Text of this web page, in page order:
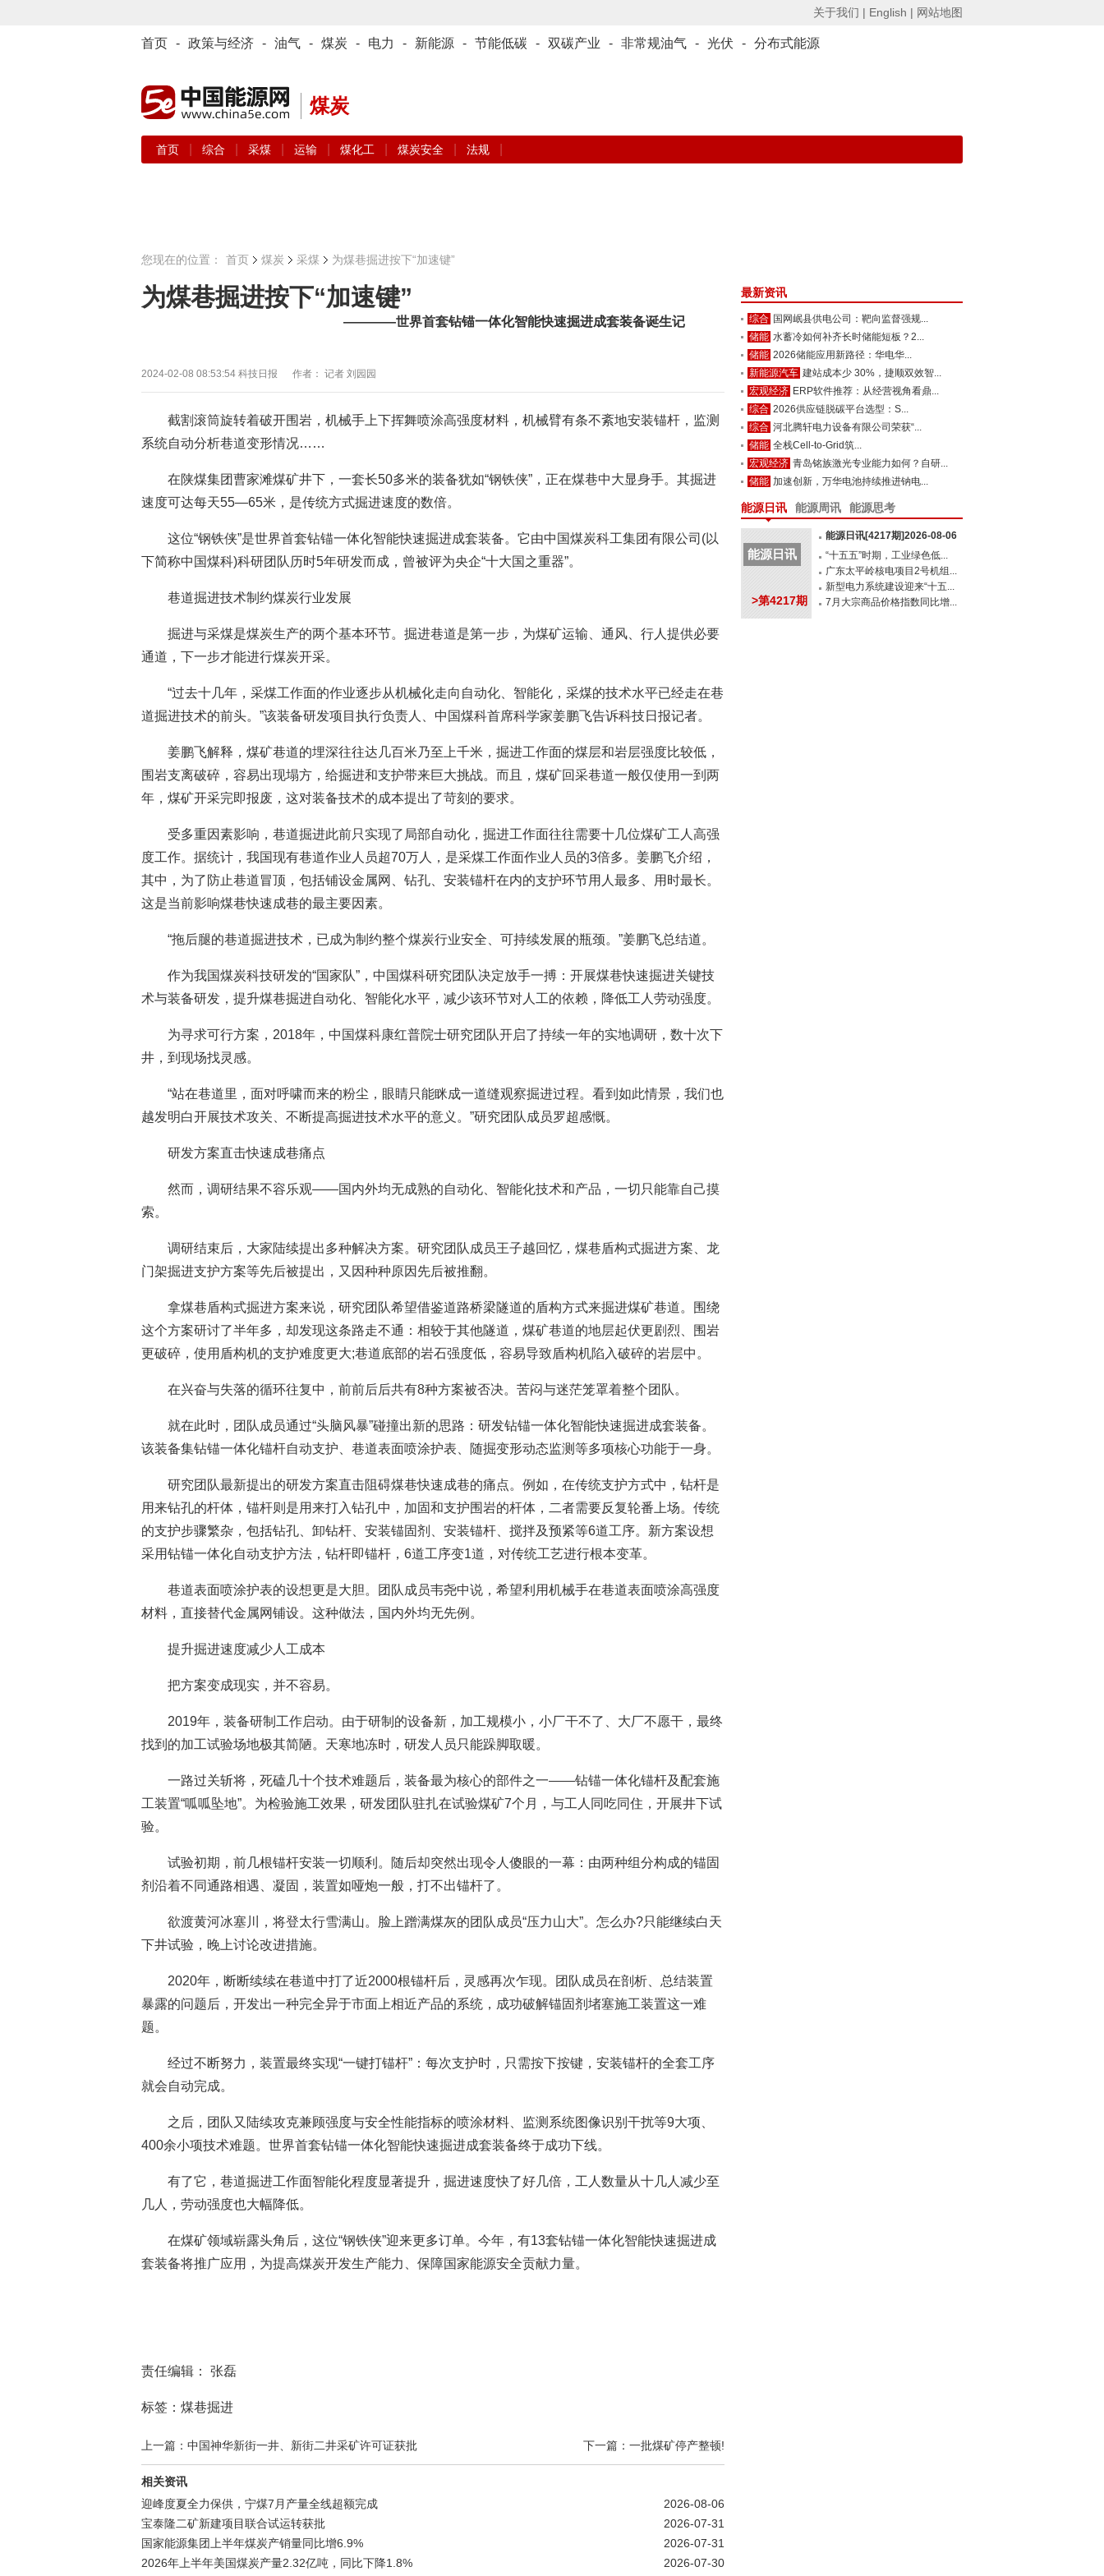
关于我们 | English | 网站地图
首页 - 政策与经济 - 油气 - 煤炭 - 电力 - 新能源 - 节能低碳 - 双碳产业 - 非常规油气 - 光伏 - 分布式能源
煤炭
首页 综合 采煤 运输 煤化工 煤炭安全 法规
您现在的位置： 首页 煤炭 采煤 为煤巷掘进按下“加速键”
为煤巷掘进按下“加速键”
————世界首套钻锚一体化智能快速掘进成套装备诞生记
2024-02-08 08:53:54 科技日报 作者： 记者 刘园园
截割滚筒旋转着破开围岩，机械手上下挥舞喷涂高强度材料，机械臂有条不紊地安装锚杆，监测
系统自动分析巷道变形情况……
在陕煤集团曹家滩煤矿井下，一套长50多米的装备犹如“钢铁侠”，正在煤巷中大显身手。其掘进
速度可达每天55—65米，是传统方式掘进速度的数倍。
这位“钢铁侠”是世界首套钻锚一体化智能快速掘进成套装备。它由中国煤炭科工集团有限公司(以
下简称中国煤科)科研团队历时5年研发而成，曾被评为央企“十大国之重器”。
巷道掘进技术制约煤炭行业发展
掘进与采煤是煤炭生产的两个基本环节。掘进巷道是第一步，为煤矿运输、通风、行人提供必要
通道，下一步才能进行煤炭开采。
“过去十几年，采煤工作面的作业逐步从机械化走向自动化、智能化，采煤的技术水平已经走在巷
道掘进技术的前头。”该装备研发项目执行负责人、中国煤科首席科学家姜鹏飞告诉科技日报记者。
姜鹏飞解释，煤矿巷道的埋深往往达几百米乃至上千米，掘进工作面的煤层和岩层强度比较低，
围岩支离破碎，容易出现塌方，给掘进和支护带来巨大挑战。而且，煤矿回采巷道一般仅使用一到两
年，煤矿开采完即报废，这对装备技术的成本提出了苛刻的要求。
受多重因素影响，巷道掘进此前只实现了局部自动化，掘进工作面往往需要十几位煤矿工人高强
度工作。据统计，我国现有巷道作业人员超70万人，是采煤工作面作业人员的3倍多。姜鹏飞介绍，
其中，为了防止巷道冒顶，包括铺设金属网、钻孔、安装锚杆在内的支护环节用人最多、用时最长。
这是当前影响煤巷快速成巷的最主要因素。
“拖后腿的巷道掘进技术，已成为制约整个煤炭行业安全、可持续发展的瓶颈。”姜鹏飞总结道。
作为我国煤炭科技研发的“国家队”，中国煤科研究团队决定放手一搏：开展煤巷快速掘进关键技
术与装备研发，提升煤巷掘进自动化、智能化水平，减少该环节对人工的依赖，降低工人劳动强度。
为寻求可行方案，2018年，中国煤科康红普院士研究团队开启了持续一年的实地调研，数十次下
井，到现场找灵感。
“站在巷道里，面对呼啸而来的粉尘，眼睛只能眯成一道缝观察掘进过程。看到如此情景，我们也
越发明白开展技术攻关、不断提高掘进技术水平的意义。”研究团队成员罗超感慨。
研发方案直击快速成巷痛点
然而，调研结果不容乐观——国内外均无成熟的自动化、智能化技术和产品，一切只能靠自己摸
索。
调研结束后，大家陆续提出多种解决方案。研究团队成员王子越回忆，煤巷盾构式掘进方案、龙
门架掘进支护方案等先后被提出，又因种种原因先后被推翻。
拿煤巷盾构式掘进方案来说，研究团队希望借鉴道路桥梁隧道的盾构方式来掘进煤矿巷道。围绕
这个方案研讨了半年多，却发现这条路走不通：相较于其他隧道，煤矿巷道的地层起伏更剧烈、围岩
更破碎，使用盾构机的支护难度更大;巷道底部的岩石强度低，容易导致盾构机陷入破碎的岩层中。
在兴奋与失落的循环往复中，前前后后共有8种方案被否决。苦闷与迷茫笼罩着整个团队。
就在此时，团队成员通过“头脑风暴”碰撞出新的思路：研发钻锚一体化智能快速掘进成套装备。
该装备集钻锚一体化锚杆自动支护、巷道表面喷涂护表、随掘变形动态监测等多项核心功能于一身。
研究团队最新提出的研发方案直击阻碍煤巷快速成巷的痛点。例如，在传统支护方式中，钻杆是
用来钻孔的杆体，锚杆则是用来打入钻孔中，加固和支护围岩的杆体，二者需要反复轮番上场。传统
的支护步骤繁杂，包括钻孔、卸钻杆、安装锚固剂、安装锚杆、搅拌及预紧等6道工序。新方案设想
采用钻锚一体化自动支护方法，钻杆即锚杆，6道工序变1道，对传统工艺进行根本变革。
巷道表面喷涂护表的设想更是大胆。团队成员韦尧中说，希望利用机械手在巷道表面喷涂高强度
材料，直接替代金属网铺设。这种做法，国内外均无先例。
提升掘进速度减少人工成本
把方案变成现实，并不容易。
2019年，装备研制工作启动。由于研制的设备新，加工规模小，小厂干不了、大厂不愿干，最终
找到的加工试验场地极其简陋。天寒地冻时，研发人员只能跺脚取暖。
一路过关斩将，死磕几十个技术难题后，装备最为核心的部件之一——钻锚一体化锚杆及配套施
工装置“呱呱坠地”。为检验施工效果，研发团队驻扎在试验煤矿7个月，与工人同吃同住，开展井下试
验。
试验初期，前几根锚杆安装一切顺利。随后却突然出现令人傻眼的一幕：由两种组分构成的锚固
剂沿着不同通路相遇、凝固，装置如哑炮一般，打不出锚杆了。
欲渡黄河冰塞川，将登太行雪满山。脸上蹭满煤灰的团队成员“压力山大”。怎么办?只能继续白天
下井试验，晚上讨论改进措施。
2020年，断断续续在巷道中打了近2000根锚杆后，灵感再次乍现。团队成员在剖析、总结装置
暴露的问题后，开发出一种完全异于市面上相近产品的系统，成功破解锚固剂堵塞施工装置这一难
题。
经过不断努力，装置最终实现“一键打锚杆”：每次支护时，只需按下按键，安装锚杆的全套工序
就会自动完成。
之后，团队又陆续攻克兼顾强度与安全性能指标的喷涂材料、监测系统图像识别干扰等9大项、
400余小项技术难题。世界首套钻锚一体化智能快速掘进成套装备终于成功下线。
有了它，巷道掘进工作面智能化程度显著提升，掘进速度快了好几倍，工人数量从十几人减少至
几人，劳动强度也大幅降低。
在煤矿领域崭露头角后，这位“钢铁侠”迎来更多订单。今年，有13套钻锚一体化智能快速掘进成
套装备将推广应用，为提高煤炭开发生产能力、保障国家能源安全贡献力量。
责任编辑： 张磊
标签：煤巷掘进
上一篇：中国神华新街一井、新街二井采矿许可证获批 下一篇：一批煤矿停产整顿!
相关资讯
2026-08-06
迎峰度夏全力保供，宁煤7月产量全线超额完成
2026-07-31
宝泰隆二矿新建项目联合试运转获批
2026-07-31
国家能源集团上半年煤炭产销量同比增6.9%
2026-07-30
2026年上半年美国煤炭产量2.32亿吨，同比下降1.8%
最新资讯
综合 国网岷县供电公司：靶向监督强规...
储能 水蓄冷如何补齐长时储能短板？2...
储能 2026储能应用新路径：华电华...
新能源汽车 建站成本少 30%，捷顺双效智...
宏观经济 ERP软件推荐：从经营视角看鼎...
综合 2026供应链脱碳平台选型：S...
综合 河北腾轩电力设备有限公司荣获“...
储能 全栈Cell-to-Grid筑...
宏观经济 青岛铭族激光专业能力如何？自研...
储能 加速创新，万华电池持续推进钠电...
能源日讯 能源周讯 能源思考
能源日讯
>第4217期
能源日讯[4217期]2026-08-06
“十五五”时期，工业绿色低...
广东太平岭核电项目2号机组...
新型电力系统建设迎来“十五...
7月大宗商品价格指数同比增...